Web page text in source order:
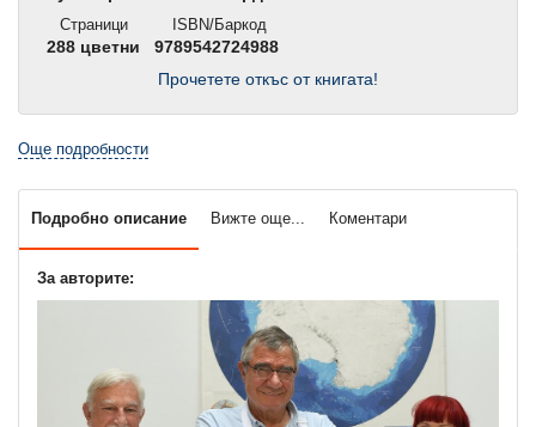
Страници
288 цветни
ISBN/Баркод
9789542724988
Прочетете откъс от книгата!
Още подробности
Подробно описание Вижте още... Коментари
За авторите: